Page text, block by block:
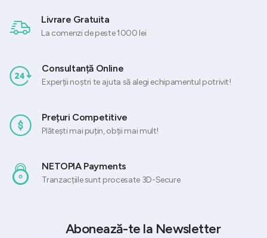
Livrare Gratuita
La comenzi de peste 1000 lei
Consultanță Online
Experții noștri te ajuta să alegi echipamentul potrivit!
Prețuri Competitive
Plătești mai puțin, obții mai mult!
NETOPIA Payments
Tranzacțiile sunt procesate 3D-Secure
Abonează-te la Newsletter